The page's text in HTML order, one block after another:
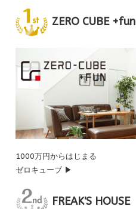
ZERO CUBE +fun
1000万円からはじまる
ゼロキューブ ▶
FREAK'S HOUSE